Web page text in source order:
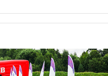
06:25Золото подорожало до
06:01МИД РФ: Казахстан
понимает сущность киевского
режима